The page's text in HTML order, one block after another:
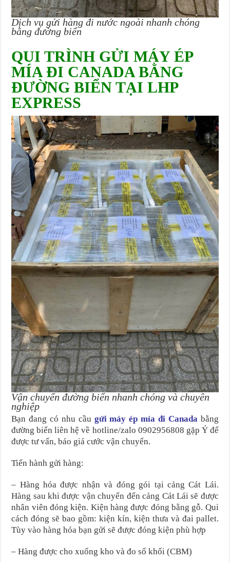
Dịch vụ gửi hàng đi nước ngoài nhanh chóng
bằng đường biển
QUI TRÌNH GỬI MÁY ÉP
MÍA ĐI CANADA BẰNG
ĐƯỜNG BIỂN TẠI LHP
EXPRESS
Vận chuyển đường biển nhanh chóng và chuyên
nghiệp
Bạn đang có nhu cầu gửi máy ép mía đi Canada bằng
đường biển liên hệ về hotline/zalo 0902956808 gặp Ý để
được tư vấn, báo giá cước vận chuyển.
Tiến hành gửi hàng:
– Hàng hóa được nhận và đóng gói tại cảng Cát Lái.
Hàng sau khi được vận chuyển đến cảng Cát Lái sẽ được
nhân viên đóng kiện. Kiện hàng được đóng bằng gỗ. Qui
cách đóng sẽ bao gồm: kiện kín, kiện thưa và đai pallet.
Tùy vào hàng hóa bạn gửi sẽ được đóng kiện phù hợp
– Hàng được cho xuống kho và đo số khối (CBM)